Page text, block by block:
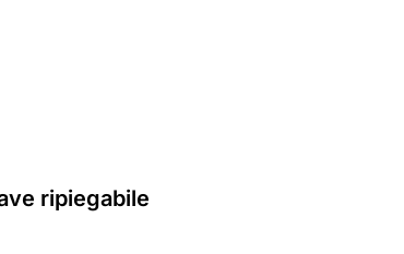
ripiegabile